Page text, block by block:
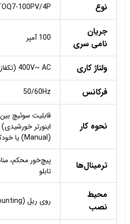
نوع 100PV/4P
جریان
نامی سری
100 آمپر
ولتاژ کاری 400V~ AC (تکفاز 230V / سه‌فاز 400V)
فرکانس 50/60Hz
نحوه کار
قابلیت سوئیچ
اینورتر
(Manual) یا خودکار (Auto)
ترمینال‌ها
پیچ‌خور محکم،
تابلو
محیط
نصب
روی ریل (Din Rail Mounting)